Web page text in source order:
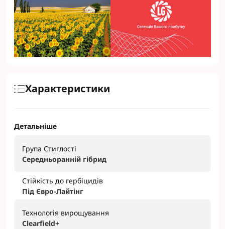
Характеристики
Детальніше
Група Стиглості
Середньоранній гібрид
Стійкість до гербіцидів
Під Євро-Лайтінг
Технологія вирощування
Clearfield+